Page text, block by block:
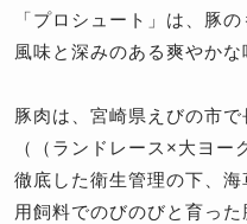
「プロシュート」は、豚
風味と深みのある爽やかな
豚肉は、宮崎県えびの市
（（ランドレース×大ヨー
徹底した衛生管理の下、
用飼料でのびのびと育っ